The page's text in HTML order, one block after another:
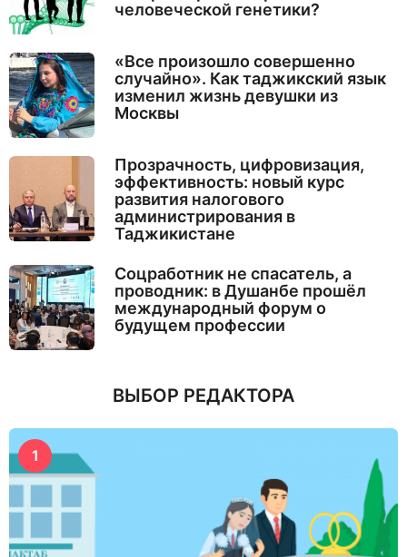
человеческой генетики?
«Все произошло совершенно
случайно». Как таджикский язык
изменил жизнь девушки из
Москвы
Прозрачность, цифровизация,
эффективность: новый курс
развития налогового
администрирования в
Таджикистане
Соцработник не спасатель, а
проводник: в Душанбе прошёл
международный форум о
будущем профессии
ВЫБОР РЕДАКТОРА
1